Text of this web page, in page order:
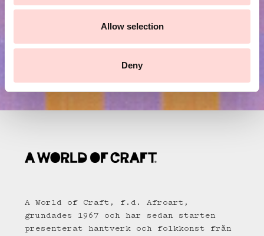
Allow selection
Deny
A World of Craft, f.d. Afroart,
grundades 1967 och har sedan starten
presenterat hantverk och folkkonst från